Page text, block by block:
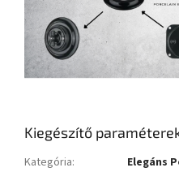
Kiegészítő
Kategória:
Elegáns